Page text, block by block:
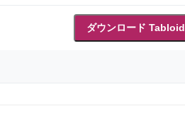
ダウンロード Tabloid